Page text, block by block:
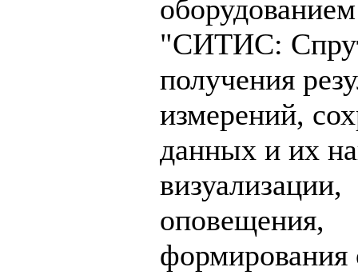
"СИТИС:
получения
измерений,
данных и их
визуализации,
оповещения,
формирования